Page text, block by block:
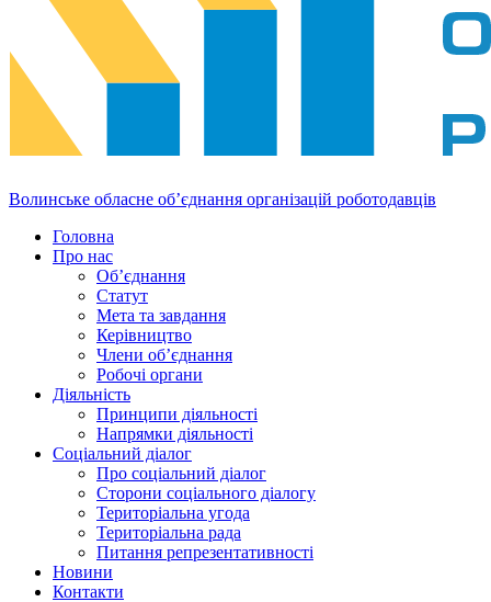
Волинське обласне об’єднання організацій роботодавців
Головна
Про нас
Об’єднання
Статут
Мета та завдання
Керівництво
Члени об’єднання
Робочі органи
Діяльність
Принципи діяльності
Напрямки діяльності
Соціальний діалог
Про соціальний діалог
Сторони соціального діалогу
Територіальна угода
Територіальна рада
Питання репрезентативності
Новини
Контакти